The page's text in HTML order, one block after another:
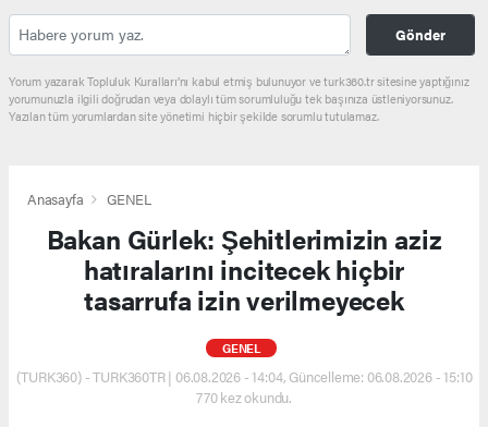
Gönder
Yorum yazarak Topluluk Kuralları’nı kabul etmiş bulunuyor ve turk360.tr sitesine yaptığınız
yorumunuzla ilgili doğrudan veya dolaylı tüm sorumluluğu tek başınıza üstleniyorsunuz.
Yazılan tüm yorumlardan site yönetimi hiçbir şekilde sorumlu tutulamaz.
Anasayfa GENEL
Bakan Gürlek: Şehitlerimizin aziz
hatıralarını incitecek hiçbir
tasarrufa izin verilmeyecek
GENEL
(TURK360) - TURK360TR | 06.08.2026 - 14:04, Güncelleme: 06.08.2026 - 15:10
770 kez okundu.